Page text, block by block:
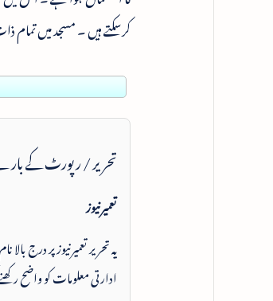
کرسکتے ہیں ۔ مسجد میں
تحریر / رپورٹ کے
تعمیرنیوز
یہ تحریر تعمیرنیوز پر درج
ادارتی معلومات کو واضح